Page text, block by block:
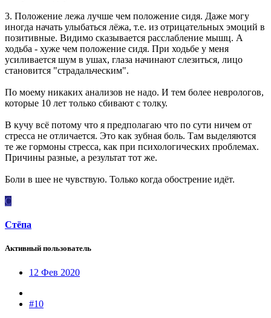
3. Положение лежа лучше чем положение сидя. Даже могу
иногда начать улыбаться лёжа, т.е. из отрицательных эмоций в
позитивные. Видимо сказывается расслабление мышц. А
ходьба - хуже чем положение сидя. При ходьбе у меня
усиливается шум в ушах, глаза начинают слезиться, лицо
становится "страдальческим".
По моему никаких анализов не надо. И тем более неврологов,
которые 10 лет только сбивают с толку.
В кучу всё потому что я предполагаю что по сути ничем от
стресса не отличается. Это как зубная боль. Там выделяются
те же гормоны стресса, как при психологических проблемах.
Причины разные, а результат тот же.
Боли в шее не чувствую. Только когда обострение идёт.
С
Стёпа
Активный пользователь
12 Фев 2020
#10